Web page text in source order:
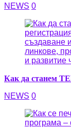
NEWS 0
Как да станем
NEWS 0